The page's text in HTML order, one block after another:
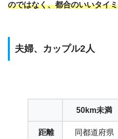
のではなく、都合のいいタイ
夫婦、カップル2人
50km未満
距離 同都道府県